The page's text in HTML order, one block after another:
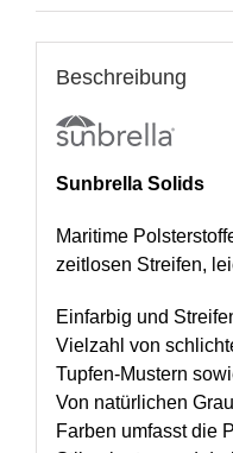
Beschreibung
Sunbrella Solids
Maritime
zeitlosen Streifen,
Einfarbig und
Vielzahl von
Tupfen-Mustern
Von natürlichen
Farben umfasst die